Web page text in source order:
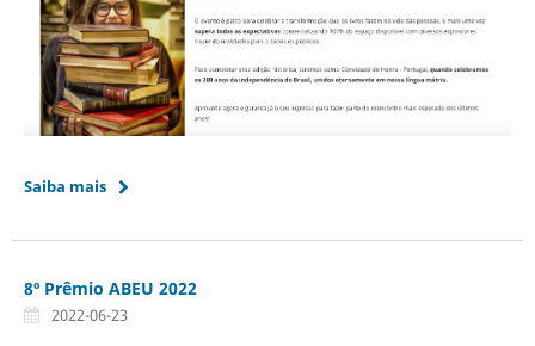
Saiba mais
8º Prêmio ABEU 2022
2022-06-23